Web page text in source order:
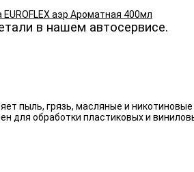
в нашем автосервисе.
пыль, грязь, масляные и
для обработки пластиковых и